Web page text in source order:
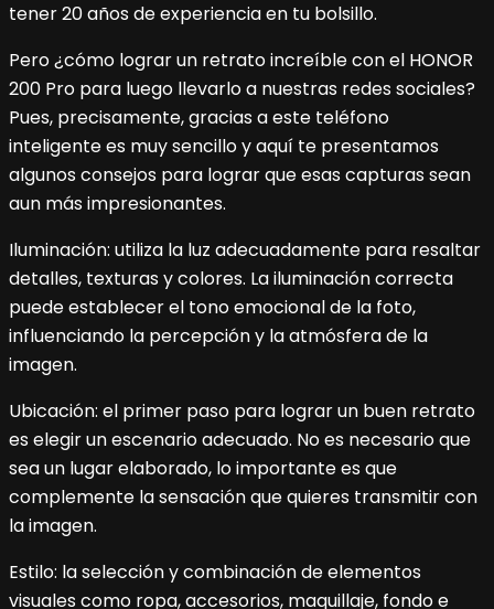
tener 20 años de experiencia en tu bolsillo.
Pero ¿cómo lograr un retrato increíble con el HONOR
200 Pro para luego llevarlo a nuestras redes sociales?
Pues, precisamente, gracias a este teléfono
inteligente es muy sencillo y aquí te presentamos
algunos consejos para lograr que esas capturas sean
aun más impresionantes.
Iluminación: utiliza la luz adecuadamente para resaltar
detalles, texturas y colores. La iluminación correcta
puede establecer el tono emocional de la foto,
influenciando la percepción y la atmósfera de la
imagen.
Ubicación: el primer paso para lograr un buen retrato
es elegir un escenario adecuado. No es necesario que
sea un lugar elaborado, lo importante es que
complemente la sensación que quieres transmitir con
la imagen.
Estilo: la selección y combinación de elementos
visuales como ropa, accesorios, maquillaje, fondo e